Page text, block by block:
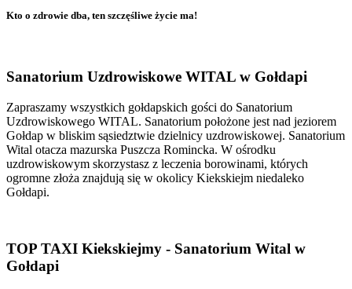
Kto o zdrowie dba, ten szczęśliwe życie ma!
Sanatorium Uzdrowiskowe WITAL w Gołdapi
Zapraszamy wszystkich gołdapskich gości do Sanatorium
Uzdrowiskowego WITAL. Sanatorium położone jest nad jeziorem
Gołdap w bliskim sąsiedztwie dzielnicy uzdrowiskowej. Sanatorium
Wital otacza mazurska Puszcza Romincka. W ośrodku
uzdrowiskowym skorzystasz z leczenia borowinami, których
ogromne złoża znajdują się w okolicy Kiekskiejm niedaleko
Gołdapi.
TOP TAXI Kiekskiejmy - Sanatorium Wital w
Gołdapi